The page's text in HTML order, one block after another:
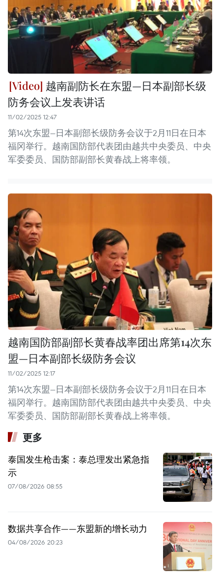
越南副防长在东盟—日本副部长级
防务会议上发表讲话
11/02/2025 12:47
第14次东盟—日本副部长级防务会议于2月11日在日本
福冈举行。越南国防部代表团由越共中央委员、中央
军委委员、国防部副部长黄春战上将率领。
越南国防部副部长黄春战率团出席第14次东
盟—日本副部长级防务会议
11/02/2025 12:17
第14次东盟—日本副部长级防务会议于2月11日在日本
福冈举行。越南国防部代表团由越共中央委员、中央
军委委员、国防部副部长黄春战上将率领。
更多
泰国发生枪击案：泰总理发出紧急指
示
07/08/2026 08:55
数据共享合作——东盟新的增长动力
04/08/2026 20:23